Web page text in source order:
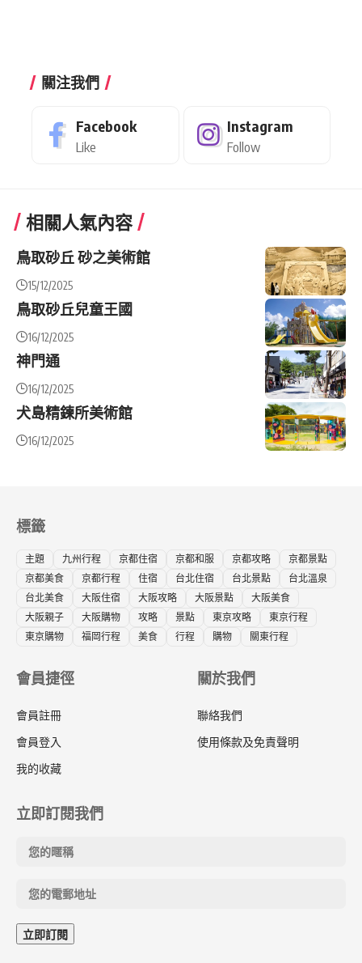
關注我們
Facebook
Like
Instagram
Follow
相關人氣內容
鳥取砂丘 砂之美術館
15/12/2025
鳥取砂丘兒童王國
16/12/2025
神門通
16/12/2025
犬島精鍊所美術館
16/12/2025
標籤
主題 九州行程 京都住宿 京都和服 京都攻略
京都景點
京都美食
京都行程 住宿 台北住宿 台北景點
台北溫泉
台北美食
大阪住宿 大阪攻略 大阪景點
大阪美食
大阪親子
大阪購物 攻略 景點 東京攻略
東京行程
東京購物
福岡行程 美食 行程 購物 關東行程
會員捷徑
會員註冊
會員登入
我的收藏
關於我們
聯絡我們
使用條款及免責聲明
立即訂閱我們